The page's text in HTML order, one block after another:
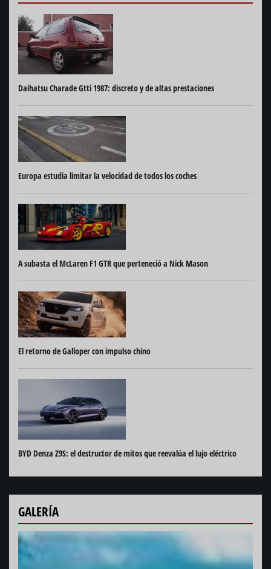
Daihatsu Charade Gtti 1987: discreto y de altas prestaciones
Europa estudia limitar la velocidad de todos los coches
A subasta el McLaren F1 GTR que perteneció a Nick Mason
El retorno de Galloper con impulso chino
BYD Denza Z9S: el destructor de mitos que reevalúa el lujo eléctrico
GALERÍA